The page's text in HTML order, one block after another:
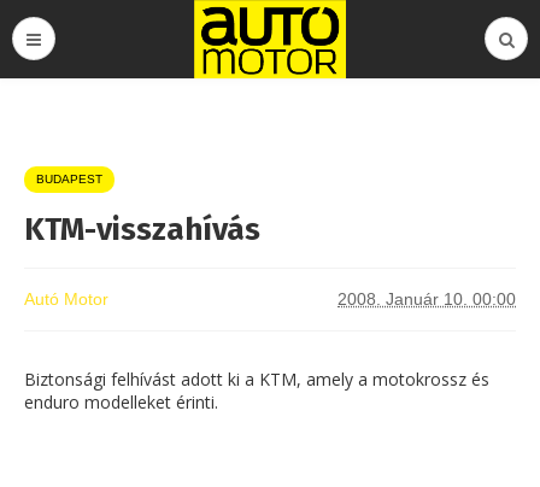
BUDAPEST
KTM-visszahívás
Autó Motor 2008. Január 10. 00:00
Biztonsági felhívást adott ki a KTM, amely a motokrossz és
enduro modelleket érinti.